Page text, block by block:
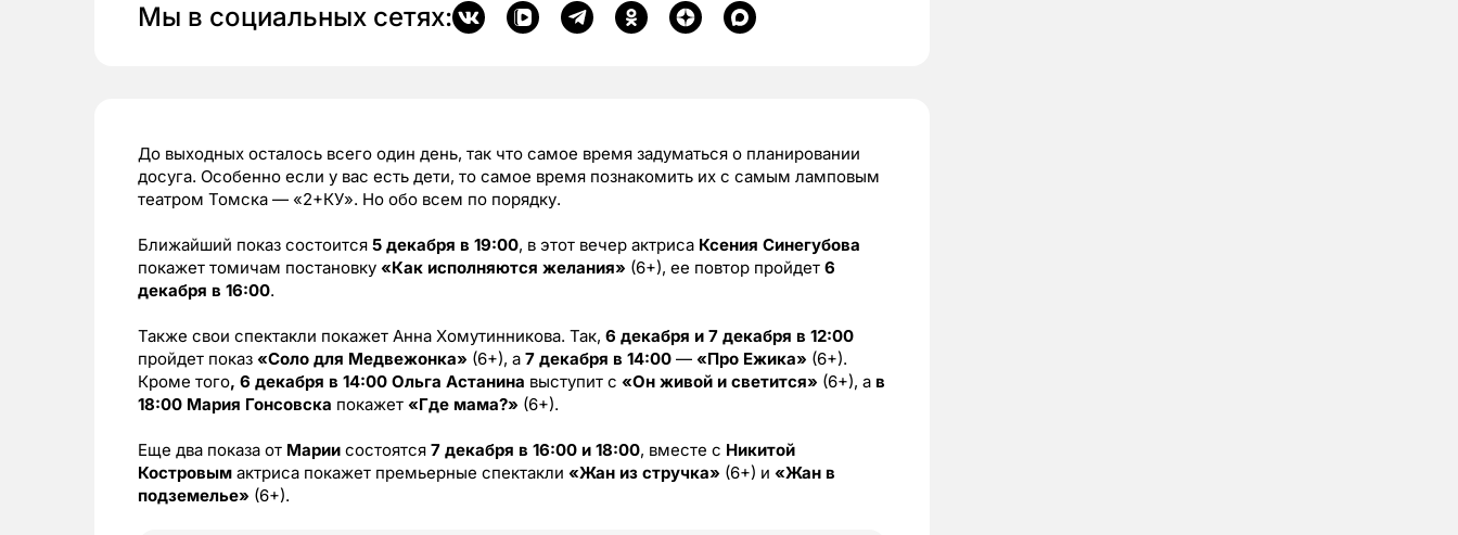
Мы в социальных сетях:
До выходных осталось всего один день, так что самое время задуматься о планировании
досуга. Особенно если у вас есть дети, то самое время познакомить их с самым ламповым
театром Томска — «2+КУ». Но обо всем по порядку.
Ближайший показ состоится 5 декабря в 19:00, в этот вечер актриса Ксения Синегубова
покажет томичам постановку «Как исполняются желания» (6+), ее повтор пройдет 6
декабря в 16:00.
Также свои спектакли покажет Анна Хомутинникова. Так, 6 декабря и 7 декабря в 12:00
пройдет показ «Соло для Медвежонка» (6+), а 7 декабря в 14:00 — «Про Ежика» (6+).
Кроме того, 6 декабря в 14:00 Ольга Астанина выступит с «Он живой и светится» (6+), а в
18:00 Мария Гонсовска покажет «Где мама?» (6+).
Еще два показа от Марии состоятся 7 декабря в 16:00 и 18:00, вместе с Никитой
Костровым актриса покажет премьерные спектакли «Жан из стручка» (6+) и «Жан в
подземелье» (6+).